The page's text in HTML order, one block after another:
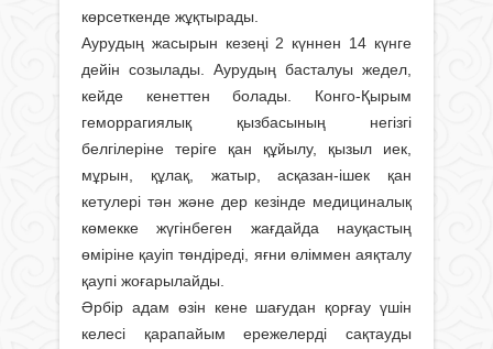
көрсеткенде жұқтырады.
Аурудың жасырын кезеңі 2 күннен 14 күнге
дейін созылады. Аурудың басталуы жедел,
кейде кенеттен болады. Конго-Қырым
геморрагиялық қызбасының негізгі
белгілеріне теріге қан құйылу, қызыл иек,
мұрын, құлақ, жатыр, асқазан-ішек қан
кетулері тән және дер кезінде медициналық
көмекке жүгінбеген жағдайда науқастың
өміріне қауіп төндіреді, яғни өліммен аяқталу
қаупі жоғарылайды.
Әрбір адам өзін кене шағудан қорғау үшін
келесі қарапайым ережелерді сақтауды